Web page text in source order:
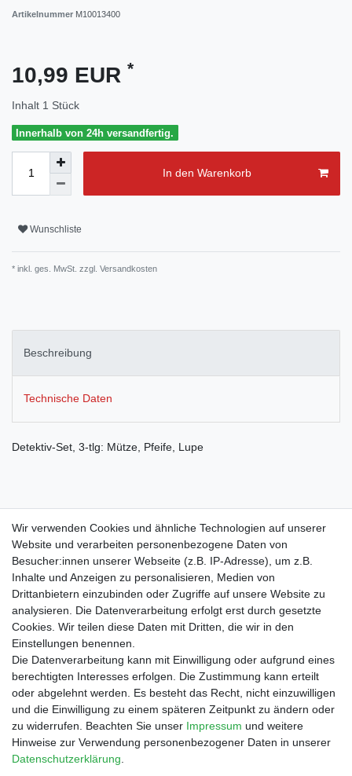
Artikelnummer M10013400
10,99 EUR *
Inhalt 1 Stück
Innerhalb von 24h versandfertig.
In den Warenkorb
Wunschliste
* inkl. ges. MwSt. zzgl. Versandkosten
Beschreibung
Technische Daten
Detektiv-Set, 3-tlg: Mütze, Pfeife, Lupe
Karnevalsartikel, kein Kinderspielzeug!
Shop
Zahlungs- und Versandbedingungen
Warenkorb
Kasse
Mein Konto
Kontakt
Facebook
Service
Wir verwenden Cookies und ähnliche Technologien auf unserer
Website und verarbeiten personenbezogene Daten von
Besucher:innen unserer Webseite (z.B. IP-Adresse), um z.B.
Inhalte und Anzeigen zu personalisieren, Medien von
Drittanbietern einzubinden oder Zugriffe auf unsere Website zu
analysieren. Die Datenverarbeitung erfolgt erst durch gesetzte
Cookies. Wir teilen diese Daten mit Dritten, die wir in den
Einstellungen benennen.
Die Datenverarbeitung kann mit Einwilligung oder aufgrund eines
berechtigten Interesses erfolgen. Die Zustimmung kann erteilt
oder abgelehnt werden. Es besteht das Recht, nicht einzuwilligen
und die Einwilligung zu einem späteren Zeitpunkt zu ändern oder
zu widerrufen. Beachten Sie unser Impressum und weitere
Hinweise zur Verwendung personenbezogener Daten in unserer
Daten­schutz­erklärung